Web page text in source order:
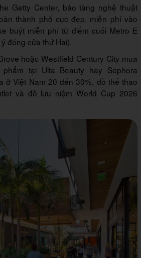
Getty Center, bảo tàng nghệ thuật
thành phố cực đẹp, miễn phí vào
buýt miễn phí từ điểm cuối Metro E
đóng cửa thứ Hai).
hoặc Westfield Century City mua
tại Ulta Beauty hay Sephora
ở Việt Nam 20 đến 30%, đồ thể thao
và đồ lưu niệm World Cup 2026